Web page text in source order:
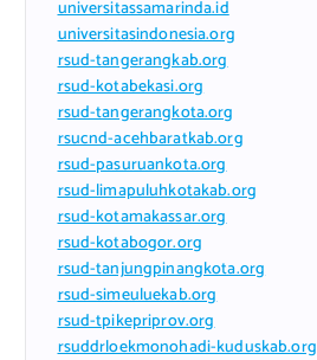
universitassamarinda.id
universitasindonesia.org
rsud-tangerangkab.org
rsud-kotabekasi.org
rsud-tangerangkota.org
rsucnd-acehbaratkab.org
rsud-pasuruankota.org
rsud-limapuluhkotakab.org
rsud-kotamakassar.org
rsud-kotabogor.org
rsud-tanjungpinangkota.org
rsud-simeuluekab.org
rsud-tpikepriprov.org
rsuddrloekmonohadi-kuduskab.org